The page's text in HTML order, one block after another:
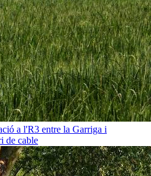
a l'R3 entre la Garriga i
de cable